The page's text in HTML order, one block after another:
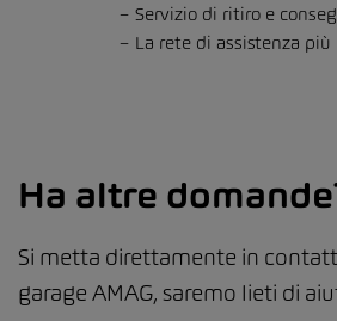
Servizio di ritiro e
La rete di assistenza
Ha altre
Si metta direttamente in
garage AMAG, saremo lieti di